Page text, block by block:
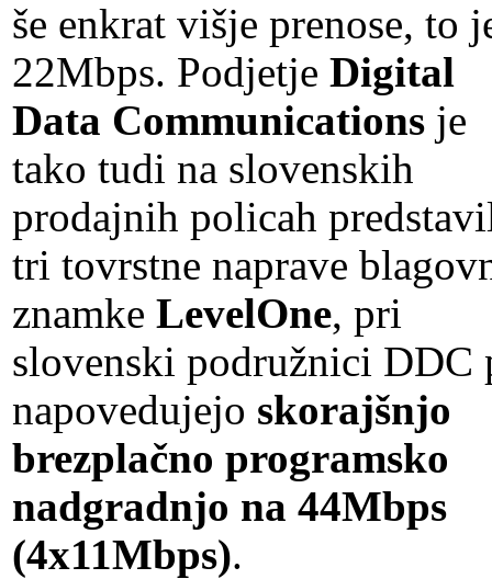
še enkrat višje prenose, to
22Mbps. Podjetje Digital
Data Communications je
tako tudi na slovenskih
prodajnih policah
tri tovrstne naprave
znamke LevelOne, pri
slovenski podružnici DDC
napovedujejo skorajšnjo
brezplačno programsko
nadgradnjo na 44Mbps
(4x11Mbps).